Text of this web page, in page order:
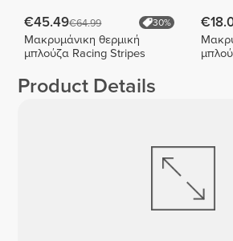
€45.49€64.99 30%
Μακρυμάνικη θερμική
μπλούζα Racing Stripes
Product Details